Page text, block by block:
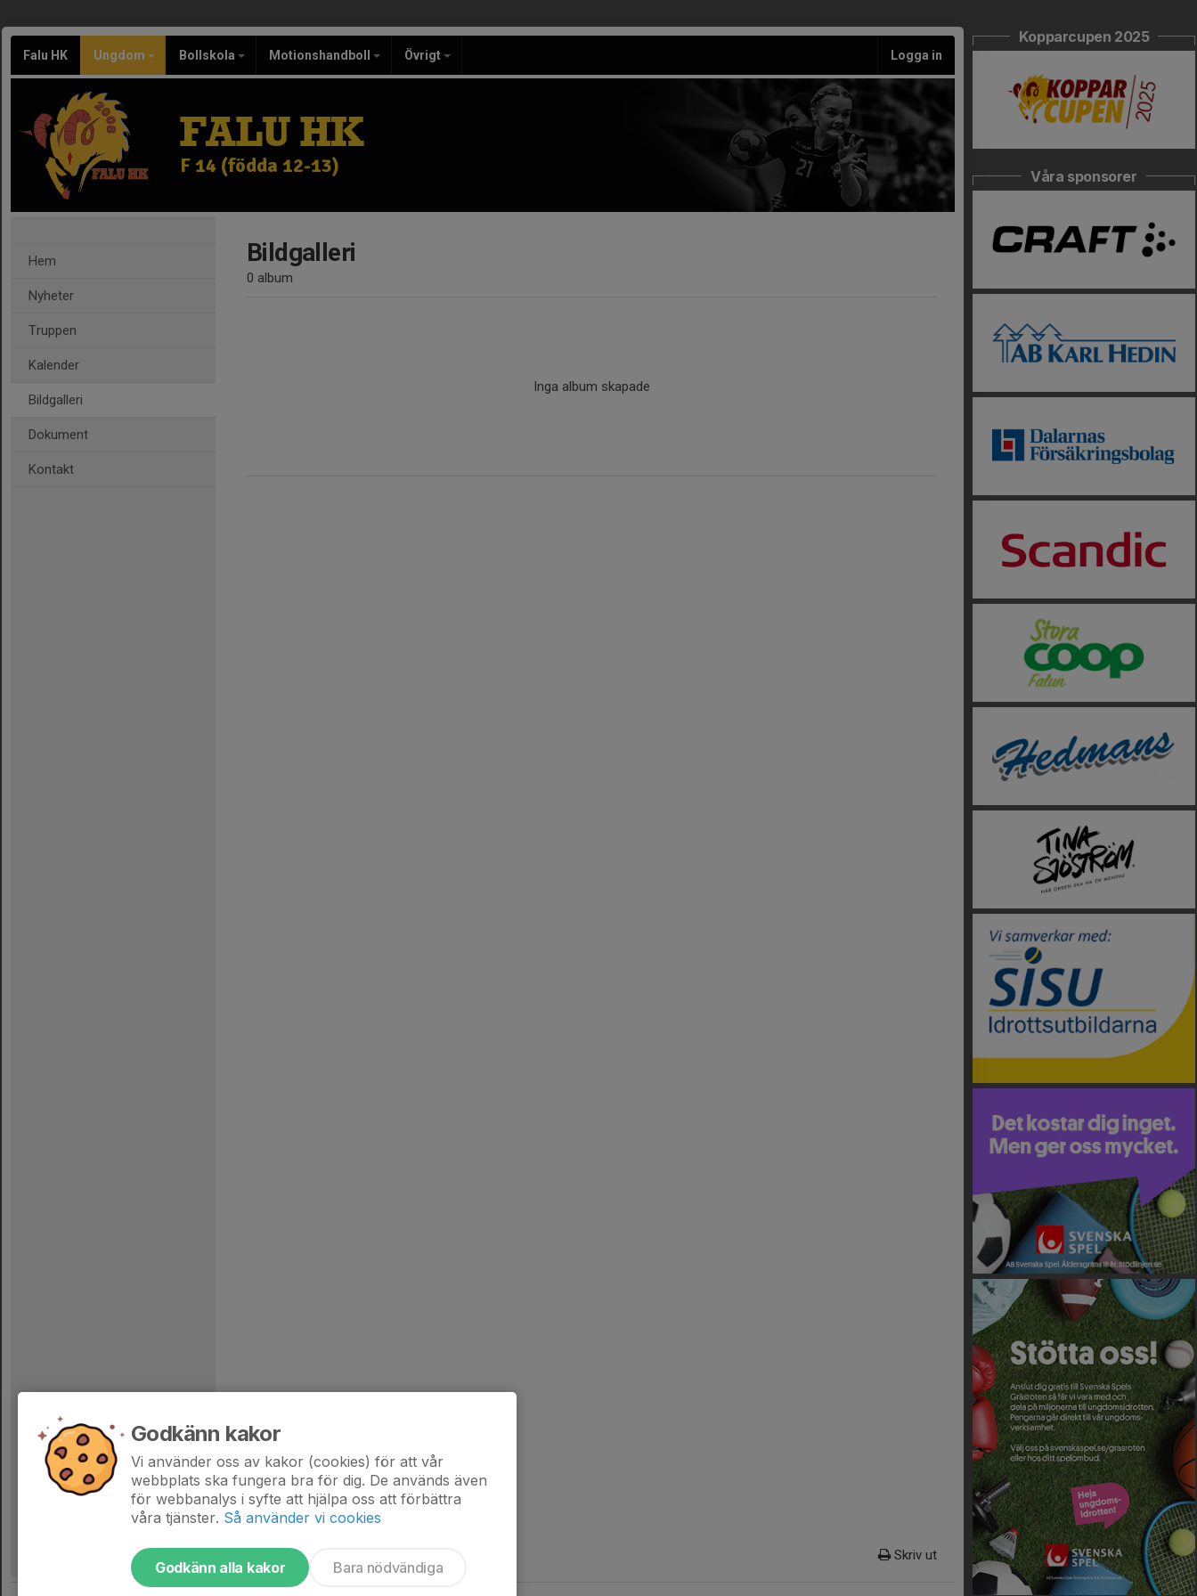
Falu HK Ungdom Bollskola Motionshandboll Övrigt Logga in
FALU HK
F 14 (födda 12-13)
Hem
Nyheter
Truppen
Kalender
Bildgalleri
Dokument
Kontakt
Bildgalleri
0 album
Inga album skapade
Skriv ut
Kopparcupen 2025
Våra sponsorer
Godkänn kakor
Vi använder oss av kakor (cookies) för att vår
webbplats ska fungera bra för dig. De används även
för webbanalys i syfte att hjälpa oss att förbättra
våra tjänster. Så använder vi cookies
Godkänn alla kakor Bara nödvändiga